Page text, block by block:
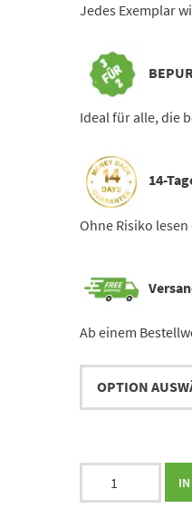
Jedes Exemplar
Ideal für alle, die
14-
Ohne Risiko
Ab einem